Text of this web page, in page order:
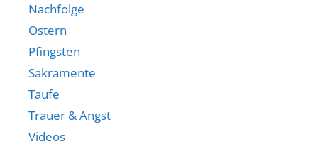
Nachfolge
Ostern
Pfingsten
Sakramente
Taufe
Trauer & Angst
Videos